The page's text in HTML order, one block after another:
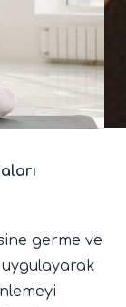
germe ve
uygulayarak